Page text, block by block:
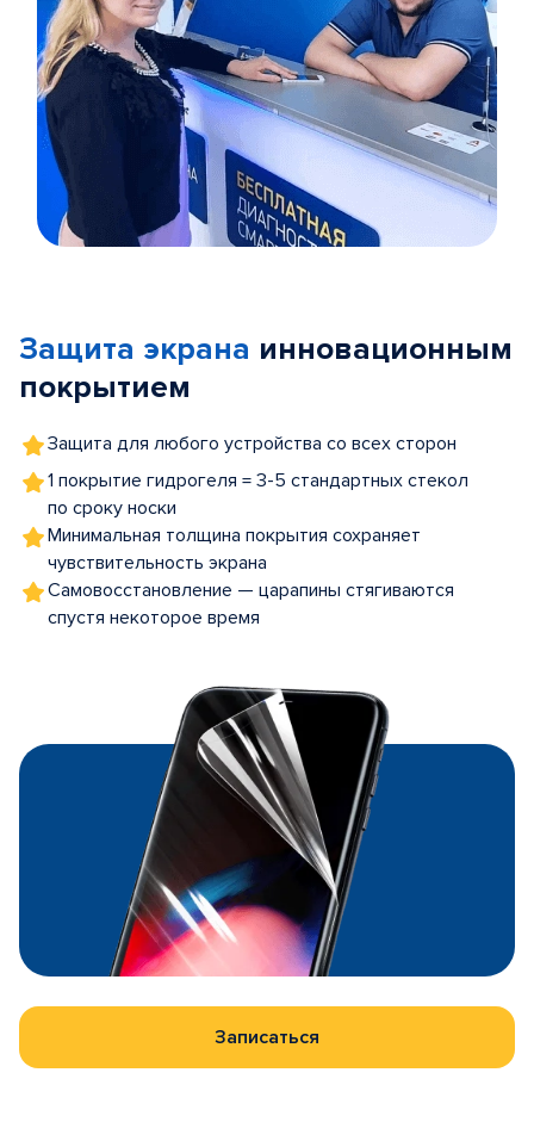
5
Защита экрана инновационным
покрытием
Защита для любого устройства со всех сторон
1 покрытие гидрогеля = 3-5 стандартных стекол
по сроку носки
Минимальная толщина покрытия сохраняет
чувствительность экрана
Самовосстановление — царапины стягиваются
спустя некоторое время
Записаться